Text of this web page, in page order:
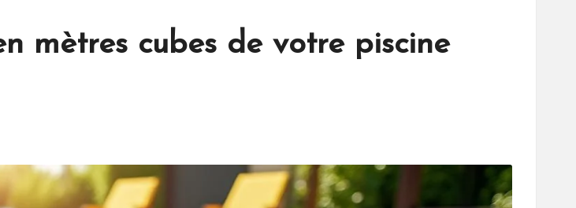
mètres cubes de votre piscine